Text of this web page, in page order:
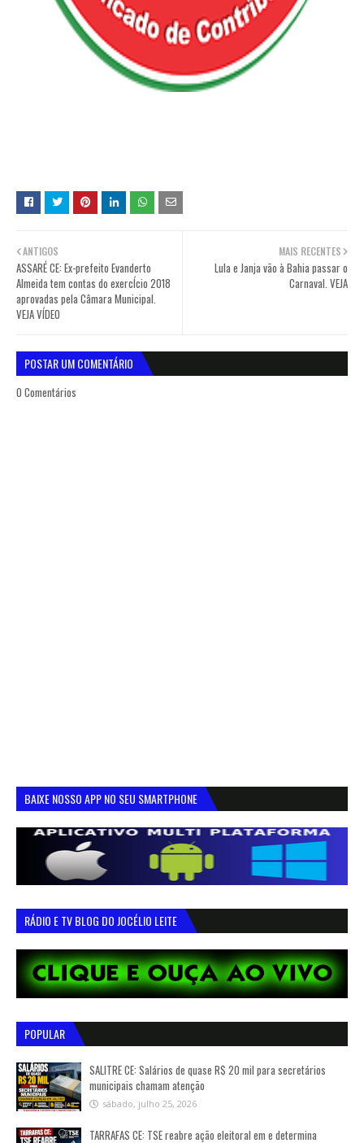
MAIS RECENTES
Lula e Janja vão à Bahia passar o
Carnaval. VEJA
ANTIGOS
ASSARÉ CE: Ex-prefeito Evanderto
Almeida tem contas do exercÍcio 2018
aprovadas pela Câmara Municipal.
VEJA VÍDEO
POSTAR UM COMENTÁRIO
0 Comentários
BAIXE NOSSO APP NO SEU SMARTPHONE
RÁDIO E TV BLOG DO JOCÉLIO LEITE
POPULAR
SALITRE CE: Salários de quase R$ 20 mil para secretários
municipais chamam atenção
sábado, julho 25, 2026
TARRAFAS CE: TSE reabre ação eleitoral em e determina